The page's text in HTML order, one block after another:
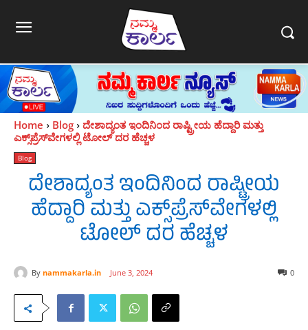
Home Blog
ದೇಶಾದ್ಯಂತ ಇಂದಿನಿಂದ ರಾಷ್ಟ್ರೀಯ ಹೆದ್ದಾರಿ ಮತ್ತು
ಎಕ್ಸ್‌ಪ್ರೆಸ್‌ವೇಗಳಲ್ಲಿ ಟೋಲ್‌ ದರ ಹೆಚ್ಚಳ
Blog
ದೇಶಾದ್ಯಂತ ಇಂದಿನಿಂದ ರಾಷ್ಟ್ರೀಯ
ಹೆದ್ದಾರಿ ಮತ್ತು ಎಕ್ಸ್‌ಪ್ರೆಸ್‌ವೇಗಳಲ್ಲಿ
ಟೋಲ್‌ ದರ ಹೆಚ್ಚಳ
By nammakarla.in June 3, 2024 0